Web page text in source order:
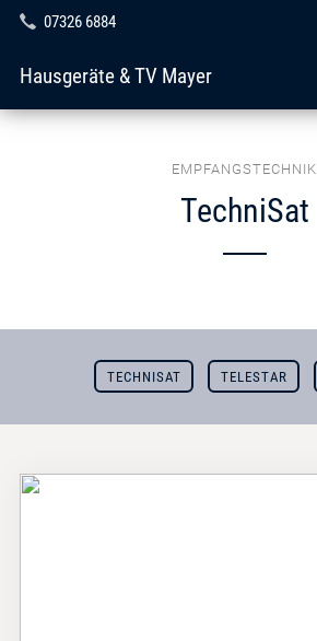
07326 6884
Hausgeräte & TV Mayer
EMPFANGSTECHNIK
TechniSat
TECHNISAT TELESTAR